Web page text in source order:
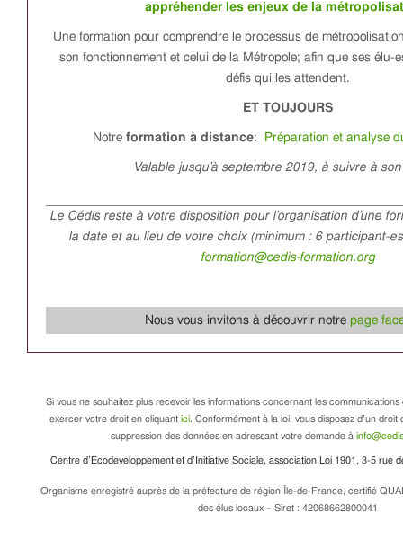
appréhender les enjeux de la
Une formation pour comprendre le processus de
son fonctionnement et celui de la Métropole; afin que ses élu-
défis qui les attendent.
ET TOUJOURS
Notre formation à distance: Préparation et analyse
Valable jusqu’à septembre 2019, à suivre à
Le Cédis reste à votre disposition pour l’organisation d’une
la date et au lieu de votre choix (minimum : 6 participant-
formation@cedis-formation.org
Nous vous invitons à découvrir notre page
Si vous ne souhaitez plus recevoir les informations concernant les communications
exercer votre droit en cliquant ici. Conformément à la loi, vous disposez d’un droit
suppression des données en adressant votre demande à
Centre d’Écodeveloppement et d’Initiative Sociale, association Loi 1901, 3-5 rue
Organisme enregistré auprès de la préfecture de région Île-de-France, certifié
des élus locaux – Siret : 42068662800041